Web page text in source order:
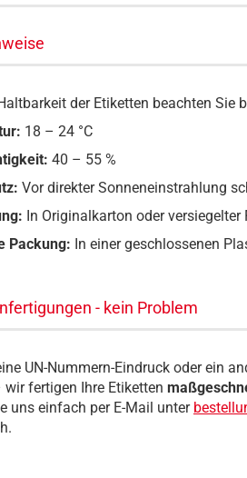
der Etiketten beachten Sie
18 – 24 °C
40 – 55 %
Vor direkter Sonneneinstrahlung
In Originalkarton oder versiegelter
Packung: In einer geschlossenen
- kein Problem
UN-Nummern-Eindruck oder ein
fertigen Ihre Etiketten
uns einfach per E-Mail unter